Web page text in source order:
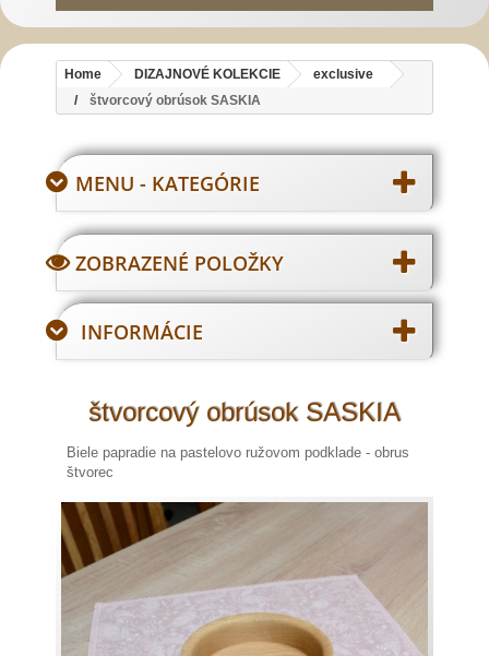
Home DIZAJNOVÉ KOLEKCIE
exclusive
štvorcový obrúsok SASKIA
MENU - KATEGÓRIE
ZOBRAZENÉ POLOŽKY
INFORMÁCIE
štvorcový obrúsok SASKIA
Biele papradie na pastelovo ružovom podklade - obrus
štvorec